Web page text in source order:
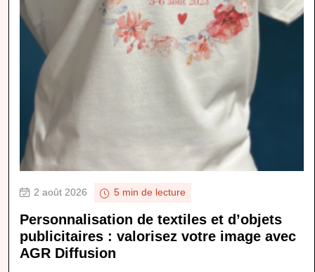
2 août 2026 5 min de lecture
Personnalisation de textiles et d’objets
publicitaires : valorisez votre image avec
AGR Diffusion